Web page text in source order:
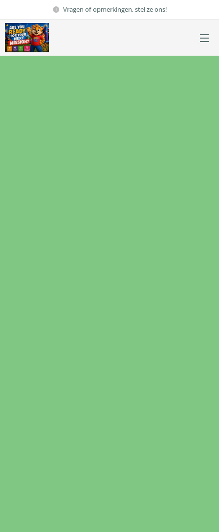
Vragen of opmerkingen, stel ze ons!